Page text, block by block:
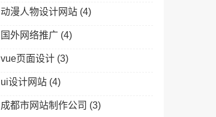
动漫人物设计网站 (4)
国外网络推广 (4)
vue页面设计 (3)
ui设计网站 (4)
成都市网站制作公司 (3)